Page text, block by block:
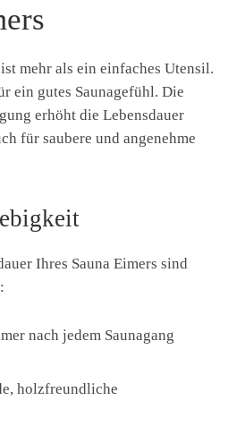
ist mehr als ein einfaches Utensil.
ein gutes Saunagefühl. Die
erhöht die Lebensdauer
für saubere und angenehme
Ihres Sauna Eimers sind
nach jedem Saunagang
holzfreundliche